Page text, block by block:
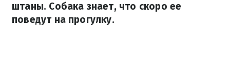
штаны. Собака знает, что скоро ее
поведут на прогулку.